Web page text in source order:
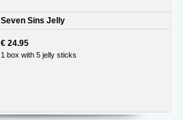
Seven Sins Jelly
€ 24.95
1 box with 5 jelly sticks